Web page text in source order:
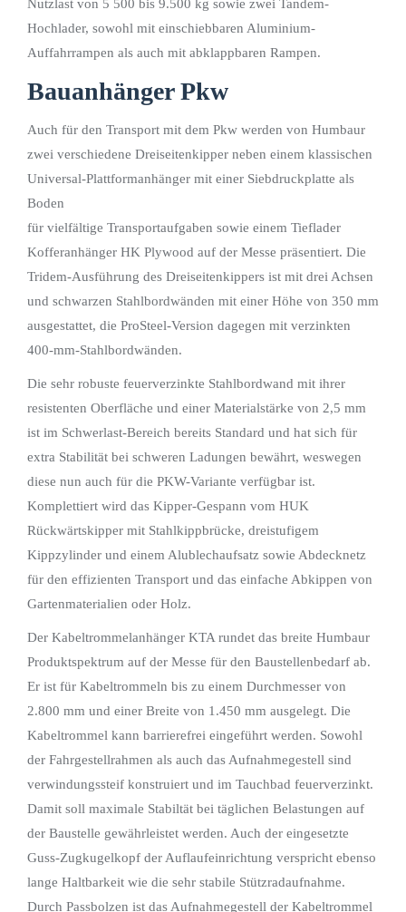
Nutzlast von 5 500 bis 9.500 kg sowie zwei Tandem-
Hochlader, sowohl mit einschiebbaren Aluminium-
Auffahrrampen als auch mit abklappbaren Rampen.
Bauanhänger Pkw
Auch für den Transport mit dem Pkw werden von Humbaur
zwei verschiedene Dreiseitenkipper neben einem klassischen
Universal-Plattformanhänger mit einer Siebdruckplatte als
Boden
für vielfältige Transportaufgaben sowie einem Tieflader
Kofferanhänger HK Plywood auf der Messe präsentiert. Die
Tridem-Ausführung des Dreiseitenkippers ist mit drei Achsen
und schwarzen Stahlbordwänden mit einer Höhe von 350 mm
ausgestattet, die ProSteel-Version dagegen mit verzinkten
400-mm-Stahlbordwänden.
Die sehr robuste feuerverzinkte Stahlbordwand mit ihrer
resistenten Oberfläche und einer Materialstärke von 2,5 mm
ist im Schwerlast-Bereich bereits Standard und hat sich für
extra Stabilität bei schweren Ladungen bewährt, weswegen
diese nun auch für die PKW-Variante verfügbar ist.
Komplettiert wird das Kipper-Gespann vom HUK
Rückwärtskipper mit Stahlkippbrücke, dreistufigem
Kippzylinder und einem Alublechaufsatz sowie Abdecknetz
für den effizienten Transport und das einfache Abkippen von
Gartenmaterialien oder Holz.
Der Kabeltrommelanhänger KTA rundet das breite Humbaur
Produktspektrum auf der Messe für den Baustellenbedarf ab.
Er ist für Kabeltrommeln bis zu einem Durchmesser von
2.800 mm und einer Breite von 1.450 mm ausgelegt. Die
Kabeltrommel kann barrierefrei eingeführt werden. Sowohl
der Fahrgestellrahmen als auch das Aufnahmegestell sind
verwindungssteif konstruiert und im Tauchbad feuerverzinkt.
Damit soll maximale Stabiltät bei täglichen Belastungen auf
der Baustelle gewährleistet werden. Auch der eingesetzte
Guss-Zugkugelkopf der Auflaufeinrichtung verspricht ebenso
lange Haltbarkeit wie die sehr stabile Stützradaufnahme.
Durch Passbolzen ist das Aufnahmegestell der Kabeltrommel